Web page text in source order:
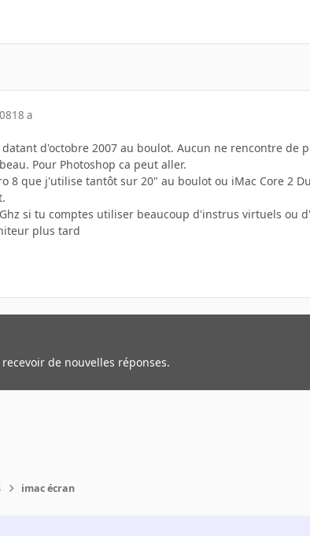
18 a
d'octobre 2007 au boulot. Aucun ne rencontre
Pour Photoshop ca peut aller.
8 que j'utilise tantôt sur 20" au boulot ou iMac Core 2
si tu comptes utiliser beaucoup d'instrus virtuels ou
plus tard
de nouvelles réponses.
imac écran